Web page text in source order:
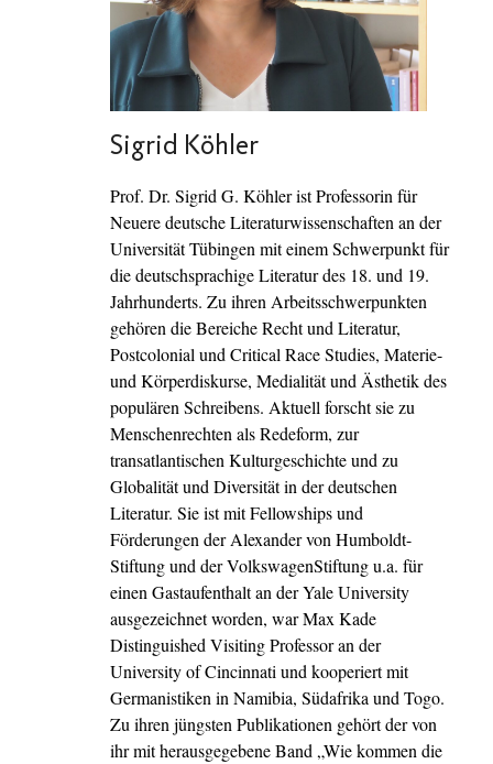
Sigrid Köhler
Prof. Dr. Sigrid G. Köhler ist Professorin für
Neuere deutsche Literaturwissenschaften an der
Universität Tübingen mit einem Schwerpunkt für
die deutschsprachige Literatur des 18. und 19.
Jahrhunderts. Zu ihren Arbeitsschwerpunkten
gehören die Bereiche Recht und Literatur,
Postcolonial und Critical Race Studies, Materie-
und Körperdiskurse, Medialität und Ästhetik des
populären Schreibens. Aktuell forscht sie zu
Menschenrechten als Redeform, zur
transatlantischen Kulturgeschichte und zu
Globalität und Diversität in der deutschen
Literatur. Sie ist mit Fellowships und
Förderungen der Alexander von Humboldt-
Stiftung und der VolkswagenStiftung u.a. für
einen Gastaufenthalt an der Yale University
ausgezeichnet worden, war Max Kade
Distinguished Visiting Professor an der
University of Cincinnati und kooperiert mit
Germanistiken in Namibia, Südafrika und Togo.
Zu ihren jüngsten Publikationen gehört der von
ihr mit herausgegebene Band „Wie kommen die